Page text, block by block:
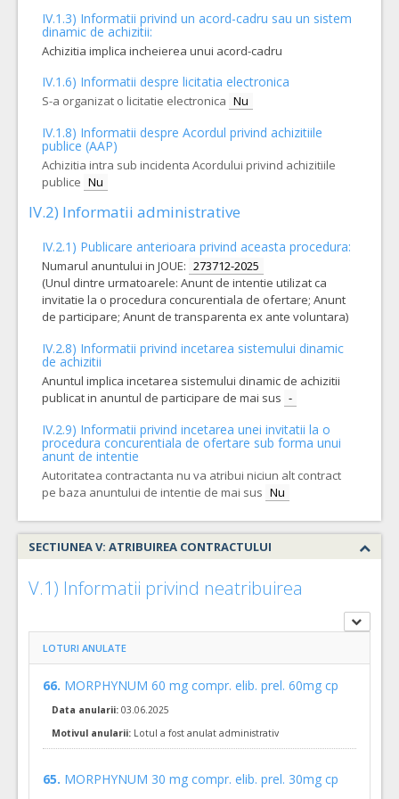
COD CPV: 33661200-3 Analgezice (Rev.2)
VALOAREA ESTIMATA FARA
TVA:
62. MORPHYNUM 10 mg compr. film. 10mg cp
COD CPV: 33661200-3 Analgezice (Rev.2)
VALOAREA ESTIMATA FARA
TVA:
54,14 - 2.598,91 Leu
44. OXYCODONUM 40 mg compr. elib. prel. 40mg cp
COD CPV: 33661200-3 Analgezice (Rev.2)
VALOAREA ESTIMATA FARA
TVA:
103,80 - 4.982,40 Leu
ANULAT
61. FLUTICASONUM PROPRIONAT 0,5 mg/2 ml susp. inhal. prin nebulizator 0,5 mg/2 ml fiola 2 ml
33642200-4 Corticosteroizi pentru uz sistemic (Rev.2)
VALOAREA ESTIMATA FARA
TVA:
3.163,98 - 151.871,18 Leu
39. ATRACURIUM 50mg sol inj./perf. 10mg/ml fiola 5ml
VALOAREA ESTIMATA FARA
41. CHLORQUINALDOLUM pulbere pulbere cut 30mg/g fl 12gr
33631000-2 Medicamente utilizate in dermatologie (Rev.2)
IV.1.3) Informatii privind un acord-cadru sau un sistem
dinamic de achizitii:
Achizitia implica incheierea unui acord-cadru
IV.1.6) Informatii despre licitatia electronica
S-a organizat o licitatie electronica Nu
IV.1.8) Informatii despre Acordul privind achizitiile
publice (AAP)
Achizitia intra sub incidenta Acordului privind achizitiile
publice Nu
IV.2) Informatii administrative
IV.2.1) Publicare anterioara privind aceasta procedura:
Numarul anuntului in JOUE: 273712-2025
(Unul dintre urmatoarele: Anunt de intentie utilizat ca
invitatie la o procedura concurentiala de ofertare; Anunt
de participare; Anunt de transparenta ex ante voluntara)
IV.2.8) Informatii privind incetarea sistemului dinamic
de achizitii
Anuntul implica incetarea sistemului dinamic de achizitii
publicat in anuntul de participare de mai sus -
IV.2.9) Informatii privind incetarea unei invitatii la o
procedura concurentiala de ofertare sub forma unui
anunt de intentie
Autoritatea contractanta nu va atribui niciun alt contract
pe baza anuntului de intentie de mai sus Nu
SECTIUNEA V: ATRIBUIREA CONTRACTULUI
V.1) Informatii privind neatribuirea
LOTURI ANULATE
66. MORPHYNUM 60 mg compr. elib. prel. 60mg cp
Data anularii: 03.06.2025
Motivul anularii: Lotul a fost anulat administrativ
65. MORPHYNUM 30 mg compr. elib. prel. 30mg cp